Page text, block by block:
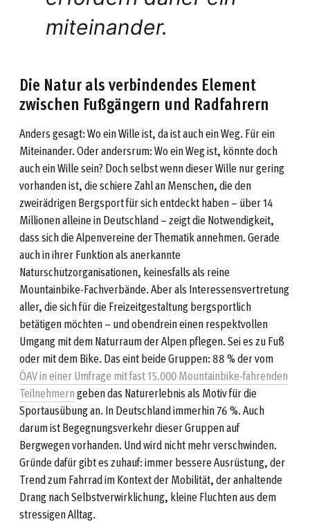
miteinander.
Die Natur als verbindendes Element
zwischen Fußgängern und Radfahrern
Anders gesagt: Wo ein Wille ist, da ist auch ein Weg. Für ein
Miteinander. Oder andersrum: Wo ein Weg ist, könnte doch
auch ein Wille sein? Doch selbst wenn dieser Wille nur gering
vorhanden ist, die schiere Zahl an Menschen, die den
zweirädrigen Bergsport für sich entdeckt haben – über 14
Millionen alleine in Deutschland – zeigt die Notwendigkeit,
dass sich die Alpenvereine der Thematik annehmen. Gerade
auch in ihrer Funktion als anerkannte
Naturschutzorganisationen, keinesfalls als reine
Mountainbike-Fachverbände. Aber als Interessensvertretung
aller, die sich für die Freizeitgestaltung bergsportlich
betätigen möchten – und obendrein einen respektvollen
Umgang mit dem Naturraum der Alpen pflegen. Sei es zu Fuß
oder mit dem Bike. Das eint beide Gruppen: 88 % der vom
ÖAV in einer Umfrage mit fast 15.000 Mountainbike-fahrenden
Teilnehmerngeben das Naturerlebnis als Motiv für die
Sportausübung an. In Deutschland immerhin 76 %. Auch
darum ist Begegnungsverkehr dieser Gruppen auf
Bergwegen vorhanden. Und wird nicht mehr verschwinden.
Gründe dafür gibt es zuhauf: immer bessere Ausrüstung, der
Trend zum Fahrrad im Kontext der Mobilität, der anhaltende
Drang nach Selbstverwirklichung, kleine Fluchten aus dem
stressigen Alltag.